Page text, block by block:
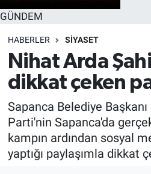
GÜNDEM
HABERLER SİYASET
Nihat Arda
dikkat çeken
Sapanca Belediye
Parti'nin Sapanca'da
kampın ardından sosyal
yaptığı paylaşımla dikkat